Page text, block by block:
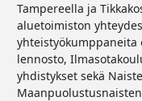
Tampereella ja
aluetoimiston
yhteistyökumppaneita
lennosto,
yhdistykset sekä